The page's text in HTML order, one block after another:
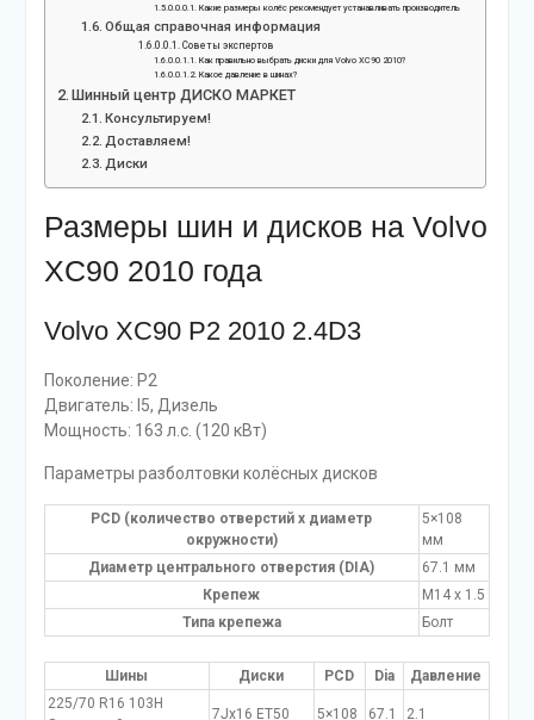
Какие размеры колёс рекомендует устанавливать производитель
Общая справочная информация
Советы экспертов
Как правильно выбрать диски для Volvo XC90 2010?
Какое давление в шинах?
Шинный центр ДИСКО МАРКЕТ
Консультируем!
Доставляем!
Диски
Размеры шин и дисков на Volvo
XC90 2010 года
Volvo XC90 P2 2010 2.4D3
Поколение: P2
Двигатель: I5, Дизель
Мощность: 163 л.с. (120 кВт)
Параметры разболтовки колёсных дисков
PCD (количество отверстий x диаметр
окружности)
5×108
мм
Диаметр центрального отверстия (DIA)
67.1 мм
Крепеж
M14 x 1.5
Типа крепежа
Болт
Шины Диски PCD Dia
Давление
225/70 R16 103H
7Jx16 ET50 5×108 67.1 2.1